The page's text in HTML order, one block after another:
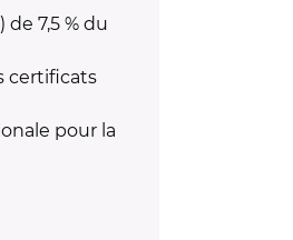
7,5 % du
certificats
pour la